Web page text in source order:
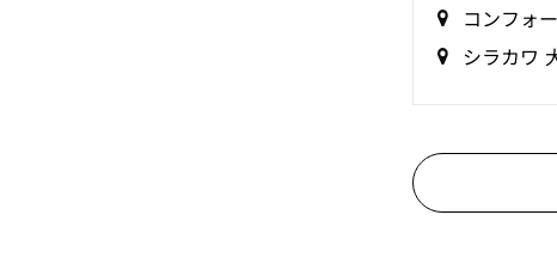
コンフォ
シラカワ